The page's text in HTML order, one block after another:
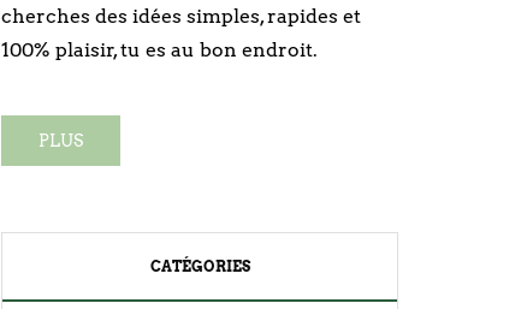
cherches des idées simples, rapides et
100% plaisir, tu es au bon endroit.
PLUS
CATÉGORIES